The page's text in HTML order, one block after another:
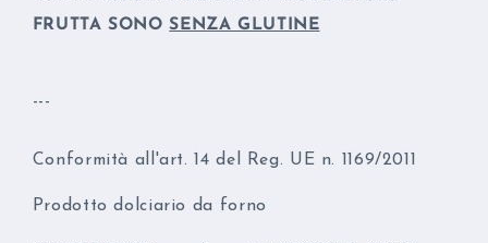
FRUTTA SONOSENZA GLUTINE
---
Conformità all'art. 14 del Reg. UE n. 1169/2011
Prodotto dolciario da forno